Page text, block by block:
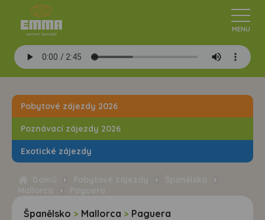
Pobytové zájezdy 2026
Poznávací zájezdy 2026
Exotické zájezdy
Španělsko > Mallorca > Paguera